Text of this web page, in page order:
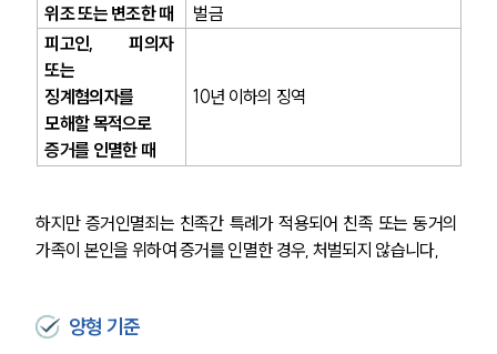
위조 또는 변조한 때
벌금
피고인, 피의자
또는
징계혐의자를
모해할 목적으로
증거를 인멸한 때
10년 이하의 징역
하지만 증거인멸죄는 친족간 특례가 적용되어 친족 또는 동거의
가족이 본인을 위하여 증거를 인멸한 경우, 처벌되지 않습니다,
양형 기준